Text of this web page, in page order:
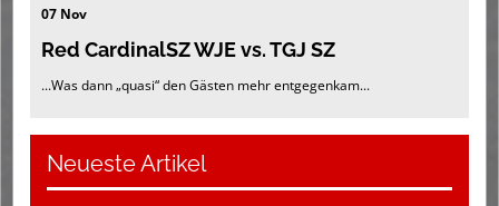
07 Nov
Red CardinalSZ WJE vs. TGJ SZ
...Was dann „quasi“ den Gästen mehr entgegenkam...
Neueste Artikel